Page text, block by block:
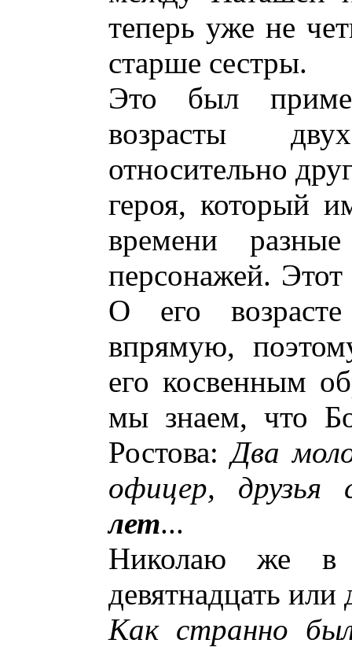
теперь уже не
старше сестры.
Это был
возрасты
относительно
героя, который
времени
персонажей.
О его
впрямую,
его косвенным
мы знаем, что
Ростова:Два
офицер,
лет...
Николаю же в
девятнадцать или
Как странно